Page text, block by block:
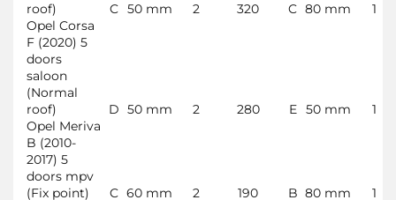
roof)
C 50 mm 2 320 C 80 mm
1
Opel Corsa
F (2020) 5
doors
saloon
(Normal
roof)
D 50 mm 2 280 E 50 mm
1
Opel Meriva
B (2010-
2017) 5
doors mpv
(Fix point)
C 60 mm 2 190 B 80 mm 1